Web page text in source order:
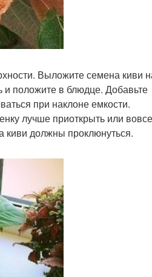
Выложите семена киви
и положите в блюдце. Добавьте
при наклоне емкости.
лучше приоткрыть или
киви должны проклюнуться.